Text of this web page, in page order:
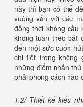
này thì bạn có thể
vuông vắn với các
đồng thời không cầu
không tuân theo bất
đến một sức cuốn
chi tiết trong không
những điểm nhấn
phải phong cách nào
1.2/ Thiết kế kiểu